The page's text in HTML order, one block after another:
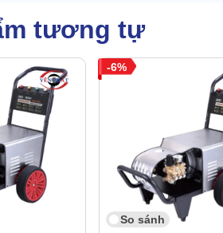
tương tự
6
So sánh